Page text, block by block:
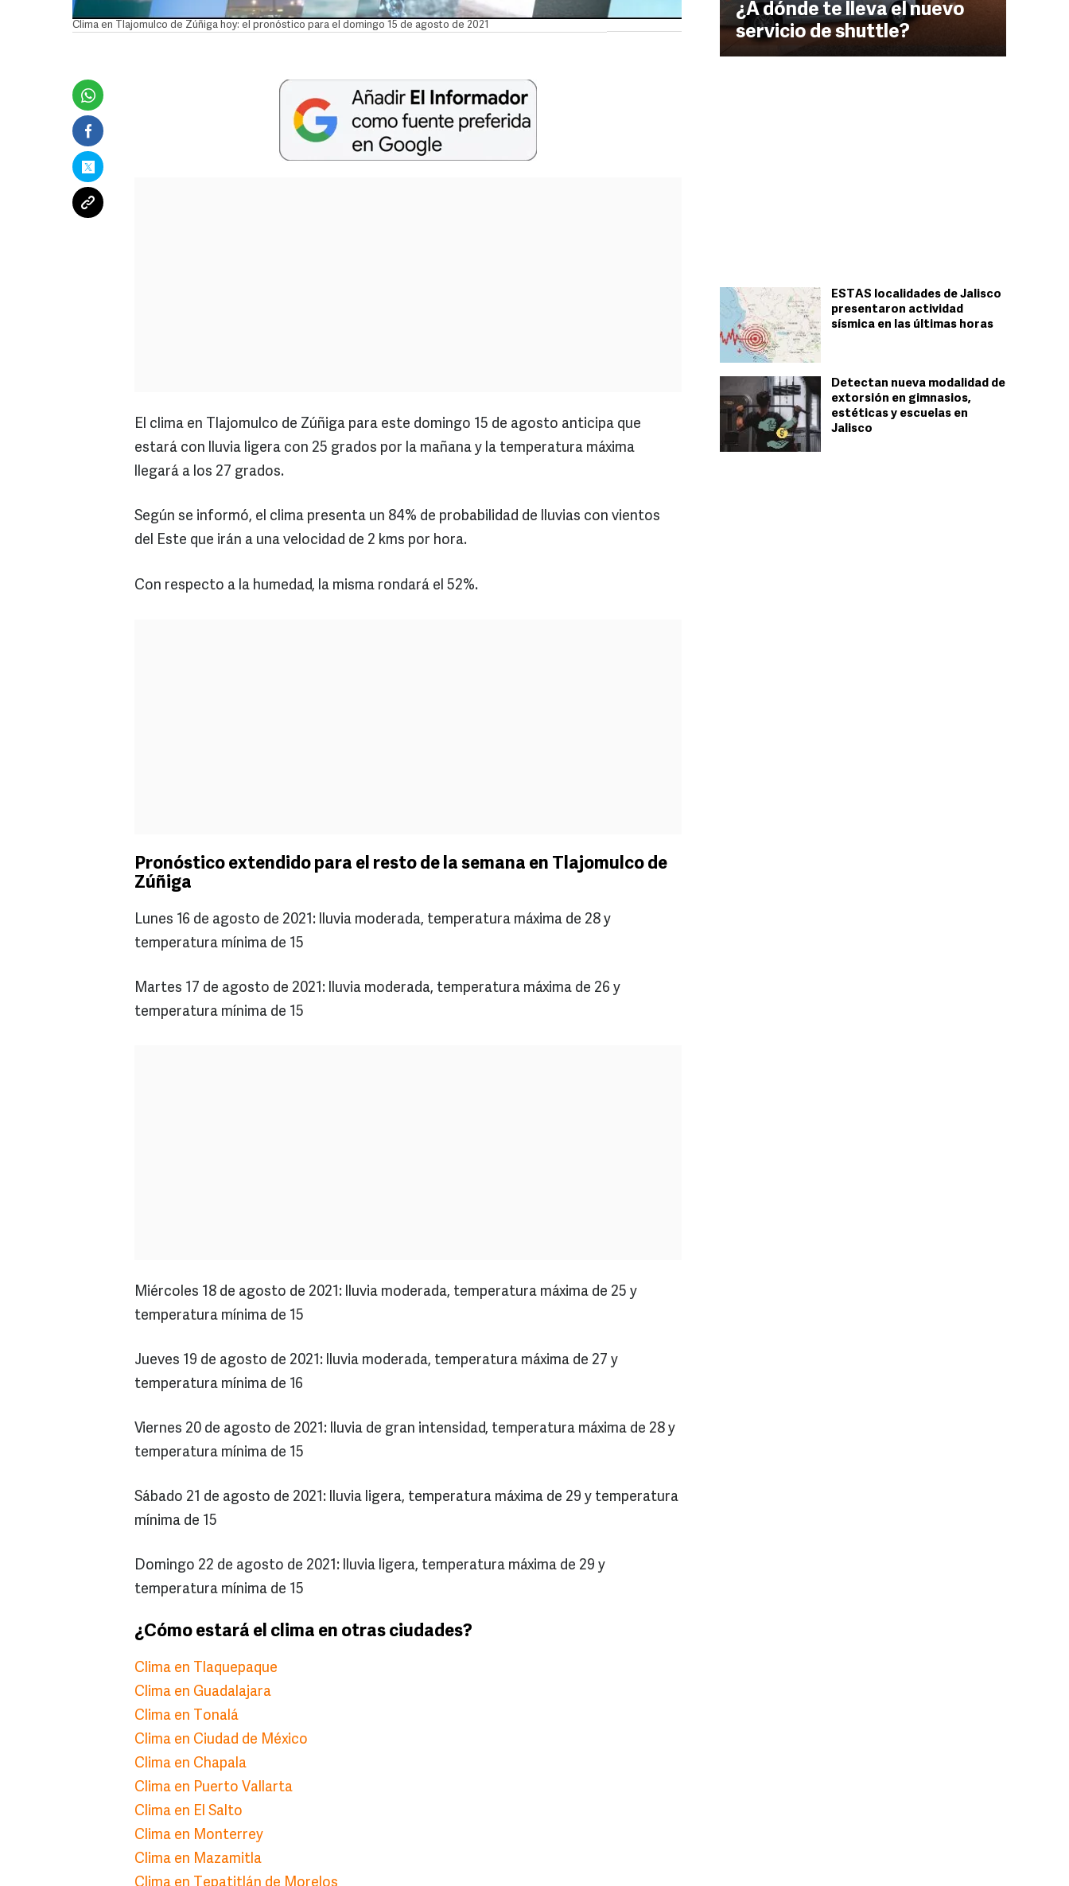
¿A dónde te lleva el nuevo
servicio de shuttle?
ESTAS localidades de Jalisco
presentaron actividad
sísmica en las últimas horas
Detectan nueva modalidad de
extorsión en gimnasios,
estéticas y escuelas en
Jalisco
Clima en Tlajomulco de Zúñiga hoy: el pronóstico para el domingo 15 de agosto de 2021
El clima en Tlajomulco de Zúñiga para este domingo 15 de agosto anticipa que
estará con lluvia ligera con 25 grados por la mañana y la temperatura máxima
llegará a los 27 grados.
Según se informó, el clima presenta un 84% de probabilidad de lluvias con vientos
del Este que irán a una velocidad de 2 kms por hora.
Con respecto a la humedad, la misma rondará el 52%.
Pronóstico extendido para el resto de la semana en Tlajomulco de
Zúñiga
Lunes 16 de agosto de 2021: lluvia moderada, temperatura máxima de 28 y
temperatura mínima de 15
Martes 17 de agosto de 2021: lluvia moderada, temperatura máxima de 26 y
temperatura mínima de 15
Miércoles 18 de agosto de 2021: lluvia moderada, temperatura máxima de 25 y
temperatura mínima de 15
Jueves 19 de agosto de 2021: lluvia moderada, temperatura máxima de 27 y
temperatura mínima de 16
Viernes 20 de agosto de 2021: lluvia de gran intensidad, temperatura máxima de 28 y
temperatura mínima de 15
Sábado 21 de agosto de 2021: lluvia ligera, temperatura máxima de 29 y temperatura
mínima de 15
Domingo 22 de agosto de 2021: lluvia ligera, temperatura máxima de 29 y
temperatura mínima de 15
¿Cómo estará el clima en otras ciudades?
Clima en Tlaquepaque
Clima en Guadalajara
Clima en Tonalá
Clima en Ciudad de México
Clima en Chapala
Clima en Puerto Vallarta
Clima en El Salto
Clima en Monterrey
Clima en Mazamitla